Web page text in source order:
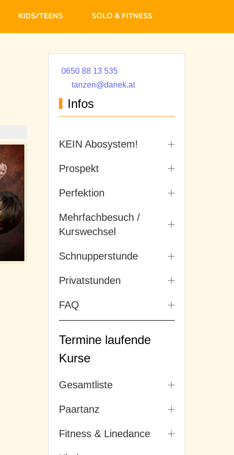
Kids/Teens Solo & Fitness
0650 88 13 535
tanzen@danek.at
Infos
KEIN Abosystem!
Prospekt
Perfektion
Mehrfachbesuch /
Kurswechsel
Schnupperstunde
Privatstunden
FAQ
Termine laufende
Kurse
Gesamtliste
Paartanz
Fitness & Linedance